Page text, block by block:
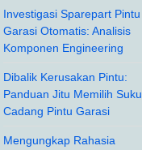
Investigasi Sparepart Pintu
Garasi Otomatis: Analisis
Komponen Engineering
Dibalik Kerusakan Pintu:
Panduan Jitu Memilih Suku
Cadang Pintu Garasi
Mengungkap Rahasia